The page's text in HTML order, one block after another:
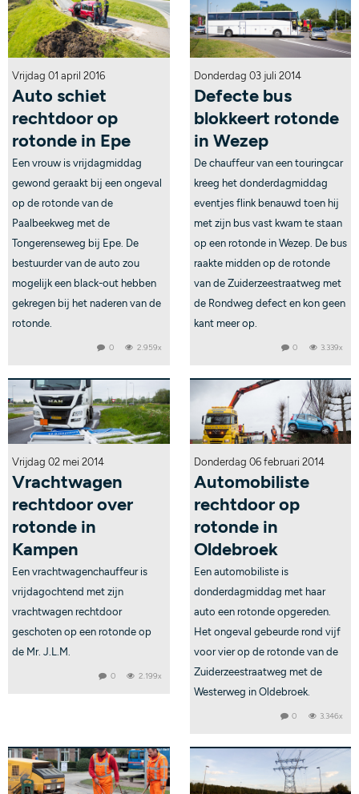
Vrijdag 01 april 2016
Auto schiet
rechtdoor op
rotonde in Epe
Een vrouw is vrijdagmiddag
gewond geraakt bij een ongeval
op de rotonde van de
Paalbeekweg met de
Tongerenseweg bij Epe. De
bestuurder van de auto zou
mogelijk een black-out hebben
gekregen bij het naderen van de
rotonde.
0 2.959x
Donderdag 03 juli 2014
Defecte bus
blokkeert rotonde
in Wezep
De chauffeur van een touringcar
kreeg het donderdagmiddag
eventjes flink benauwd toen hij
met zijn bus vast kwam te staan
op een rotonde in Wezep. De bus
raakte midden op de rotonde
van de Zuiderzeestraatweg met
de Rondweg defect en kon geen
kant meer op.
0 3.339x
Vrijdag 02 mei 2014
Vrachtwagen
rechtdoor over
rotonde in
Kampen
Een vrachtwagenchauffeur is
vrijdagochtend met zijn
vrachtwagen rechtdoor
geschoten op een rotonde op
de Mr. J.L.M.
0 2.199x
Donderdag 06 februari 2014
Automobiliste
rechtdoor op
rotonde in
Oldebroek
Een automobiliste is
donderdagmiddag met haar
auto een rotonde opgereden.
Het ongeval gebeurde rond vijf
voor vier op de rotonde van de
Zuiderzeestraatweg met de
Westerweg in Oldebroek.
0 3.346x